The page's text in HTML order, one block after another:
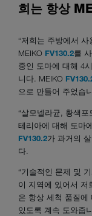
희는 항상
“저희는 주방에서
MEIKO FV130.2를
중인 도마에 대해 4
니다. MEIKO
으로 만들어 주었습
“살모넬라균, 황색
테리아에 대해 도마
FV130.2가 과거의
다.
“기술적인 문제 및
이 지역에 있어서 저
은 항상 세척 품질에
있도록 계속 도와줍